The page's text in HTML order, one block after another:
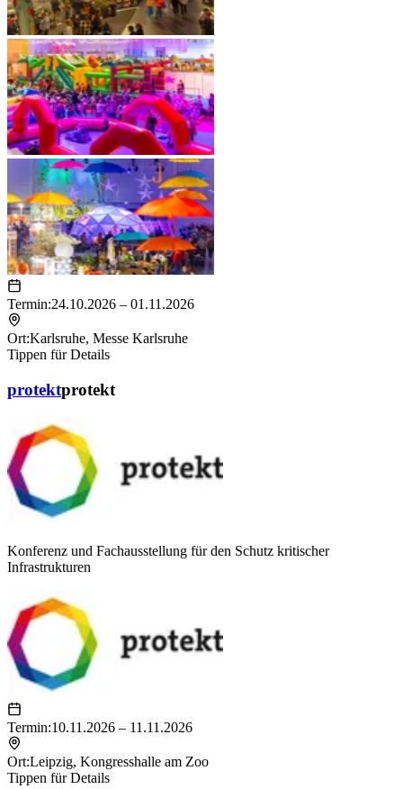
Termin:24.10.2026 – 01.11.2026
Ort:Karlsruhe, Messe Karlsruhe
Tippen für Details
protektprotekt
Konferenz und Fachausstellung für den Schutz kritischer
Infrastrukturen
Termin:10.11.2026 – 11.11.2026
Ort:Leipzig, Kongresshalle am Zoo
Tippen für Details